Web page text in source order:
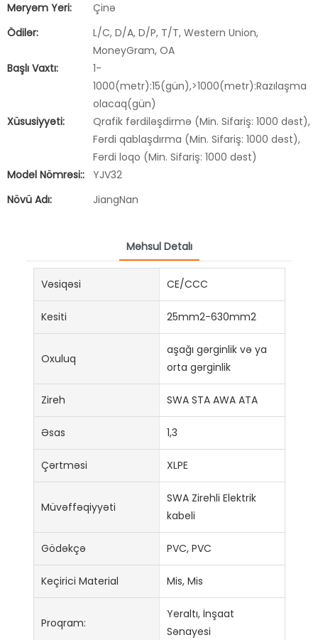
Məryəm Yeri:
Çinə
Ödilər:
L/C, D/A, D/P, T/T, Western Union,
MoneyGram, OA
Başlı Vaxtı:
1-
1000(metr):15(gün),>1000(metr):Razılaşma
olacaq(gün)
Xüsusiyyəti:
Qrafik fərdiləşdirmə (Min. Sifariş: 1000 dəst),
Fərdi qablaşdırma (Min. Sifariş: 1000 dəst),
Fərdi loqo (Min. Sifariş: 1000 dəst)
Model Nömrəsi:: YJV32
Növü Adı:
JiangNan
Məhsul Detalı
Vəsiqəsi CE/CCC
Kesiti 25mm2-630mm2
Oxuluq
aşağı gərginlik və ya
orta gərginlik
Zireh SWA STA AWA ATA
Əsas 1,3
Çərtməsi XLPE
Müvəffəqiyyəti
SWA Zirehli Elektrik
kabeli
Gödəkçə PVC, PVC
Keçirici Material Mis, Mis
Proqram:
Yeraltı, İnşaat
Sənayesi